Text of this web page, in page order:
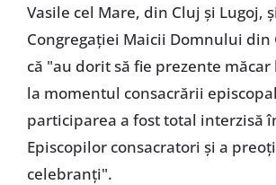
Vasile cel Mare, din Cluj și Lugoj,
Congregației Maicii Domnului
că "au dorit să fie prezente măcar
la momentul consacrării
participarea a fost total interzisă
Episcopilor consacratori și a
celebranți".